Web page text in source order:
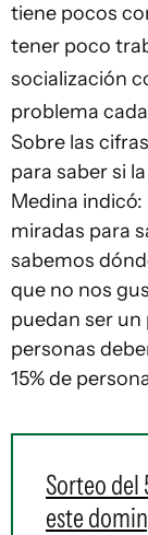
tiene pocos
tener poco
socialización
problema
Sobre las
para saber si
Medina
miradas para
sabemos
que no nos
puedan ser un
personas
15% de
Sorteo del
este